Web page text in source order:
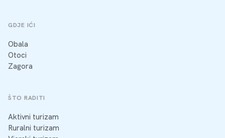
GDJE IĆI
Obala
Otoci
Zagora
ŠTO RADITI
Aktivni turizam
Ruralni turizam